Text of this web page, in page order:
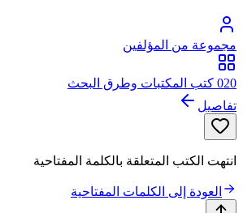
مجموعة من المؤلفين
020 كتب المكتبات وطرق البحث
تفاصيل
انتهت الكتب المتعلقة بالكلمة المفتاحية
العودة إلى الكلمات المفتاحية